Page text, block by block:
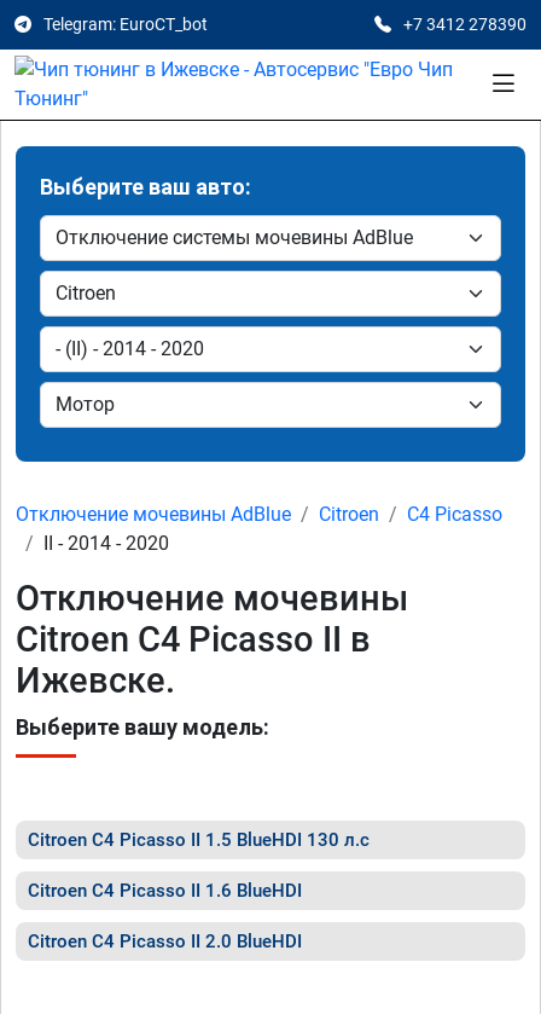
Telegram: EuroCT_bot +7 3412 278390
Выберите ваш авто:
Отключение мочевины AdBlue Citroen
C4 Picasso
II - 2014 - 2020
Отключение мочевины
Citroen C4 Picasso II в
Ижевске.
Выберите вашу модель:
Citroen C4 Picasso II 1.5 BlueHDI 130 л.с
Citroen C4 Picasso II 1.6 BlueHDI
Citroen C4 Picasso II 2.0 BlueHDI